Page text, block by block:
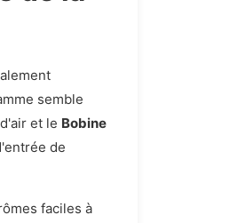
semble
et le Bobine
de
faciles à